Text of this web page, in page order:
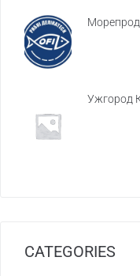
Ужгород
CATEGORIES